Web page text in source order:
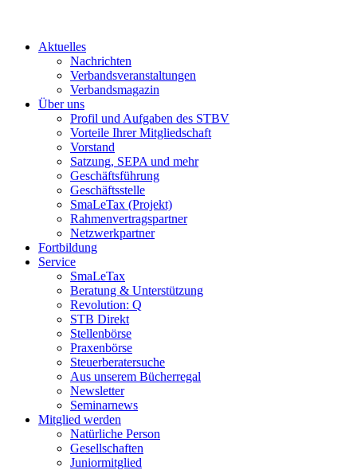
Aktuelles
Nachrichten
Verbandsveranstaltungen
Verbandsmagazin
Über uns
Profil und Aufgaben des STBV
Vorteile Ihrer Mitgliedschaft
Vorstand
Satzung, SEPA und mehr
Geschäftsführung
Geschäftsstelle
SmaLeTax (Projekt)
Rahmenvertragspartner
Netzwerkpartner
Fortbildung
Service
SmaLeTax
Beratung & Unterstützung
Revolution: Q
STB Direkt
Stellenbörse
Praxenbörse
Steuerberatersuche
Aus unserem Bücherregal
Newsletter
Seminarnews
Mitglied werden
Natürliche Person
Gesellschaften
Juniormitglied